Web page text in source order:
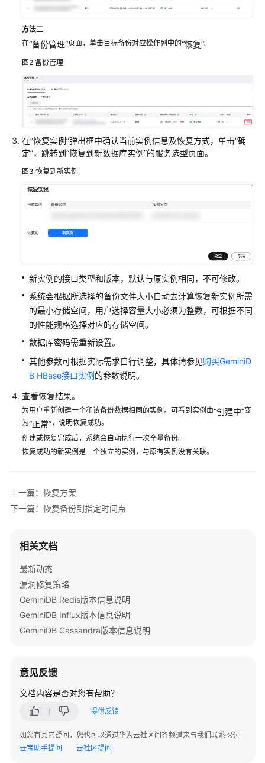
GeminiDB
HBase
接
产
品
介
绍
计
说
明
快
门
用
户
指
南
通
过
IAM
授
予
用
GeminiDB
权
限
买
HBase
接
口
实
例
例
接
及
理
方法二
在“备份管理”页面，单击目标备份对应操作列中的“恢复”。
图2 备份管理
在“恢复实例”弹出框中确认当前实例信息及恢复方式，单击“确
定”，跳转到“恢复到新数据库实例”的服务选型页面。
图3 恢复到新实例
新实例的接口类型和版本，默认与原实例相同，不可修改。
系统会根据所选择的备份文件大小自动去计算恢复新实例所需
的最小存储空间，用户选择容量大小必须为整数，可根据不同
的性能规格选择对应的存储空间。
数据库密码需重新设置。
其他参数可根据实际需求自行调整，具体请参见购买GeminiD
B HBase接口实例的参数说明。
查看恢复结果。
为用户重新创建一个和该备份数据相同的实例。可看到实例由“创建中”变
为“正常”，说明恢复成功。
创建或恢复完成后，系统会自动执行一次全量备份。
恢复成功的新实例是一个独立的实例，与原有实例没有关联。
上一篇：恢复方案
下一篇：恢复备份到指定时间点
相关文档
最新动态
漏洞修复策略
GeminiDB Redis版本信息说明
GeminiDB Influx版本信息说明
GeminiDB Cassandra版本信息说明
意见反馈
文档内容是否对您有帮助？
提供反馈
如您有其它疑问，您也可以通过华为云社区问答频道来与我们联系探讨
云宝助手提问
云社区提问